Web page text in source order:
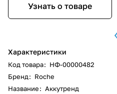
Узнать о товаре
Характеристики
Код товара: НФ-00000482
Бренд: Roche
Название: Аккутренд